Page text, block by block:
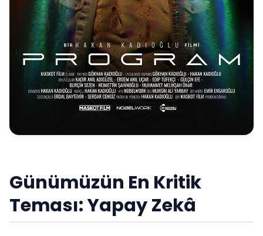
Günümüzün En Kritik
Teması: Yapay Zekâ